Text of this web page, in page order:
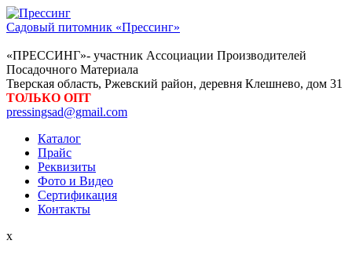
Садовый питомник «Прессинг»
«ПРЕССИНГ»- участник Ассоциации Производителей
Посадочного Материала
Тверская область, Ржевский район, деревня Клешнево, дом 31
ТОЛЬКО ОПТ
pressingsad@gmail.com
Каталог
Прайс
Реквизиты
Фото и Видео
Сертификация
Контакты
x